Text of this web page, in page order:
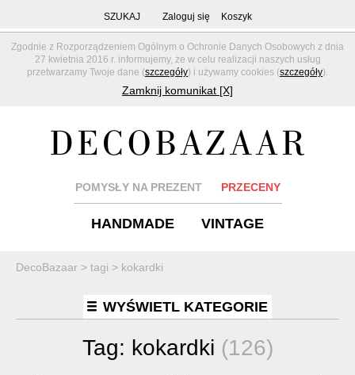
Zgodnie z Rozporządzeniem Ogólnym o Ochronie Danych Osobowych z dnia
27 kwietnia 2016 r. informujemy, że w celu realizacji naszych usług
przetwarzamy Twoje dane (szczegóły) i używamy cookies (szczegóły).
Zamknij komunikat [X]
SZUKAJ Zaloguj się Koszyk
POMYSŁY NA PREZENT PRZECENY
HANDMADE VINTAGE
DecoBazaar > tagi > kokardki
WYŚWIETL KATEGORIE
Tag: kokardki (126)